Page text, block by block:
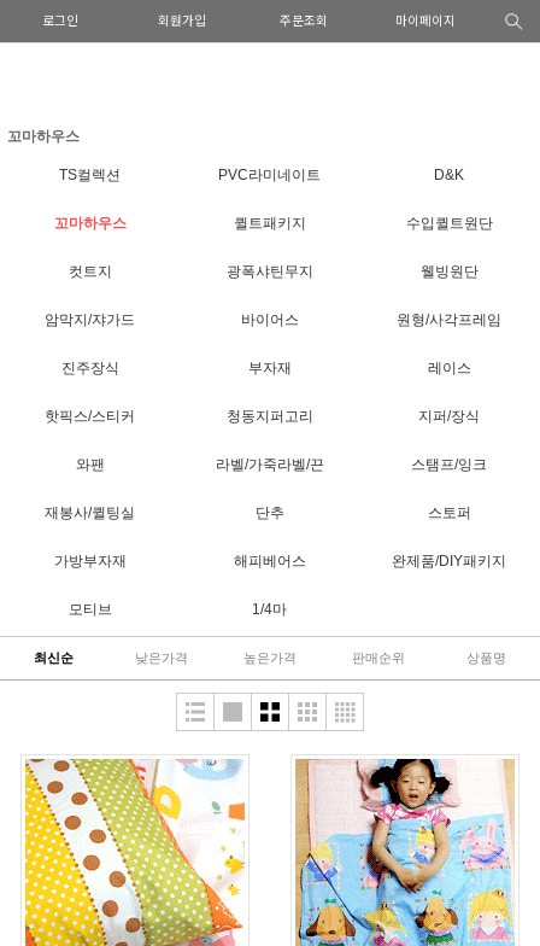
로그인 회원가입 주문조회 마이페이지
꼬마하우스
TS컬렉션 PVC라미네이트 D&K
꼬마하우스 퀼트패키지 수입퀼트원단
컷트지 광폭샤틴무지 웰빙원단
암막지/쟈가드 바이어스 원형/사각프레임
진주장식 부자재 레이스
핫픽스/스티커 청동지퍼고리 지퍼/장식
와팬 라벨/가죽라벨/끈 스탬프/잉크
재봉사/퀼팅실 단추 스토퍼
가방부자재 해피베어스 완제품/DIY패키지
모티브 1/4마
최신순 낮은가격 높은가격 판매순위 상품명